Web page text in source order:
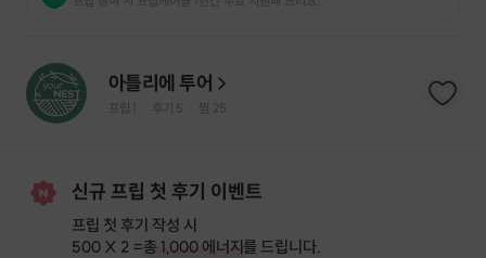
아틀리에 투어
프립 후기 5 찜 25
신규 프립 첫 후기 이벤트
프립 첫 후기 작성 시
500 X 2 =총 1,000 에너지를 드립니다.